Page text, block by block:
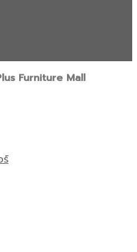
Furniture Mall
ร์